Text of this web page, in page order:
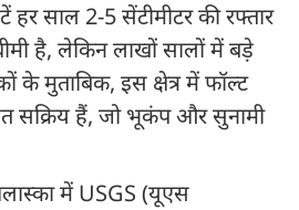
हर साल 2-5 सेंटीमीटर की रफ्तार
है, लेकिन लाखों सालों में बड़े
के मुताबिक, इस क्षेत्र में फॉल्ट
सक्रिय हैं, जो भूकंप और सुनामी
में USGS (यूएस